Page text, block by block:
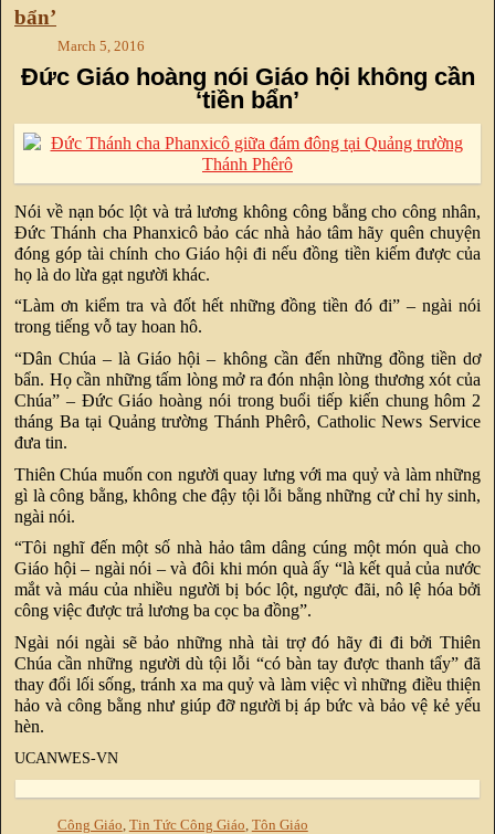
bẩn’
March 5, 2016
Đức Giáo hoàng nói Giáo hội không cần
‘tiền bẩn’
Nói về nạn bóc lột và trả lương không công bằng cho công nhân,
Đức Thánh cha Phanxicô bảo các nhà hảo tâm hãy quên chuyện
đóng góp tài chính cho Giáo hội đi nếu đồng tiền kiếm được của
họ là do lừa gạt người khác.
“Làm ơn kiểm tra và đốt hết những đồng tiền đó đi” – ngài nói
trong tiếng vỗ tay hoan hô.
“Dân Chúa – là Giáo hội – không cần đến những đồng tiền dơ
bẩn. Họ cần những tấm lòng mở ra đón nhận lòng thương xót của
Chúa” – Đức Giáo hoàng nói trong buổi tiếp kiến chung hôm 2
tháng Ba tại Quảng trường Thánh Phêrô, Catholic News Service
đưa tin.
Thiên Chúa muốn con người quay lưng với ma quỷ và làm những
gì là công bằng, không che đậy tội lỗi bằng những cử chỉ hy sinh,
ngài nói.
“Tôi nghĩ đến một số nhà hảo tâm dâng cúng một món quà cho
Giáo hội – ngài nói – và đôi khi món quà ấy “là kết quả của nước
mắt và máu của nhiều người bị bóc lột, ngược đãi, nô lệ hóa bởi
công việc được trả lương ba cọc ba đồng”.
Ngài nói ngài sẽ bảo những nhà tài trợ đó hãy đi đi bởi Thiên
Chúa cần những người dù tội lỗi “có bàn tay được thanh tẩy” đã
thay đổi lối sống, tránh xa ma quỷ và làm việc vì những điều thiện
hảo và công bằng như giúp đỡ người bị áp bức và bảo vệ kẻ yếu
hèn.
UCANWES-VN
Công Giáo Tin Tức Công Giáo Tôn Giáo